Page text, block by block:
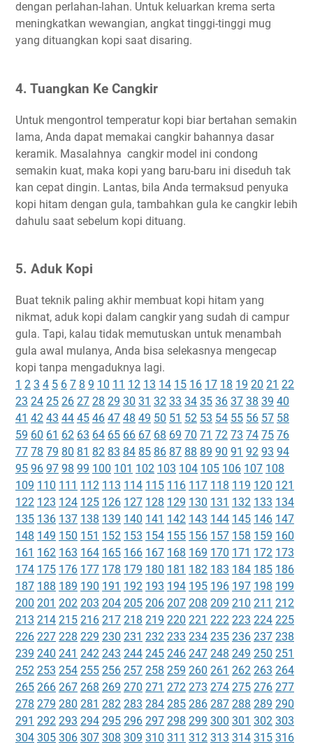
dengan perlahan-lahan. Untuk keluarkan krema serta
meningkatkan wewangian, angkat tinggi-tinggi mug
yang dituangkan kopi saat disaring.
4. Tuangkan Ke Cangkir
Untuk mengontrol temperatur kopi biar bertahan semakin
lama, Anda dapat memakai cangkir bahannya dasar
keramik. Masalahnya cangkir model ini condong
semakin kuat, maka kopi yang baru-baru ini diseduh tak
kan cepat dingin. Lantas, bila Anda termaksud penyuka
kopi hitam dengan gula, tambahkan gula ke cangkir lebih
dahulu saat sebelum kopi dituang.
5. Aduk Kopi
Buat teknik paling akhir membuat kopi hitam yang
nikmat, aduk kopi dalam cangkir yang sudah di campur
gula. Tapi, kalau tidak memutuskan untuk menambah
gula awal mulanya, Anda bisa selekasnya mengecap
kopi tanpa mengaduknya lagi.
1 2 3 4 5 6 7 8 9 10 11 12 13 14 15 16 17 18 19 20 21 22
23 24 25 26 27 28 29 30 31 32 33 34 35 36 37 38 39 40
41 42 43 44 45 46 47 48 49 50 51 52 53 54 55 56 57 58
59 60 61 62 63 64 65 66 67 68 69 70 71 72 73 74 75 76
77 78 79 80 81 82 83 84 85 86 87 88 89 90 91 92 93 94
95 96 97 98 99 100 101 102 103 104 105 106 107 108
109 110 111 112 113 114 115 116 117 118 119 120 121
122 123 124 125 126 127 128 129 130 131 132 133 134
135 136 137 138 139 140 141 142 143 144 145 146 147
148 149 150 151 152 153 154 155 156 157 158 159 160
161 162 163 164 165 166 167 168 169 170 171 172 173
174 175 176 177 178 179 180 181 182 183 184 185 186
187 188 189 190 191 192 193 194 195 196 197 198 199
200 201 202 203 204 205 206 207 208 209 210 211 212
213 214 215 216 217 218 219 220 221 222 223 224 225
226 227 228 229 230 231 232 233 234 235 236 237 238
239 240 241 242 243 244 245 246 247 248 249 250 251
252 253 254 255 256 257 258 259 260 261 262 263 264
265 266 267 268 269 270 271 272 273 274 275 276 277
278 279 280 281 282 283 284 285 286 287 288 289 290
291 292 293 294 295 296 297 298 299 300 301 302 303
304 305 306 307 308 309 310 311 312 313 314 315 316